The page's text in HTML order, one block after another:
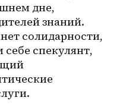
дне,
знаний.
солидарности,
спекулянт,